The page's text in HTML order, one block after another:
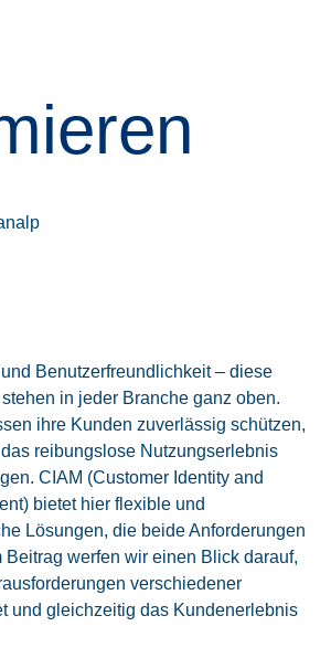
Benutzerfreundlichkeit – diese
in jeder Branche ganz oben.
ihre Kunden zuverlässig schützen,
reibungslose Nutzungserlebnis
CIAM (Customer Identity and
bietet hier flexible und
Lösungen, die beide Anforderungen
Beitrag werfen wir einen Blick darauf,
verschiedener
und gleichzeitig das Kundenerlebnis